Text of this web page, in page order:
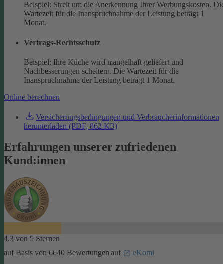
Beispiel: Streit um die Anerkennung Ihrer Werbungskosten.
Wartezeit für die Inanspruchnahme der Leistung beträgt 1
Monat.
Vertrags-Rechtsschutz
Beispiel: Ihre Küche wird mangelhaft geliefert und
Nachbesserungen scheitern. Die Wartezeit für die
Inanspruchnahme der Leistung beträgt 1 Monat.
Online berechnen
Versicherungsbedingungen und Verbraucherinformationen
herunterladen (PDF, 862 KB)
Erfahrungen unserer zufriedenen
Kund:innen
4.3 von 5 Sternen
auf Basis von 6640 Bewertungen auf
eKomi